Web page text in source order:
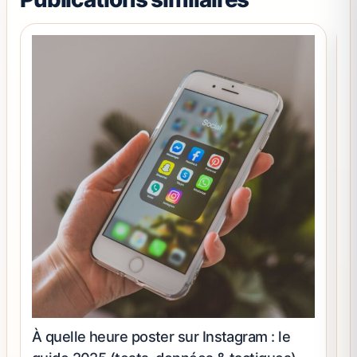
du
produit
À quelle heure poster sur Instagram : le